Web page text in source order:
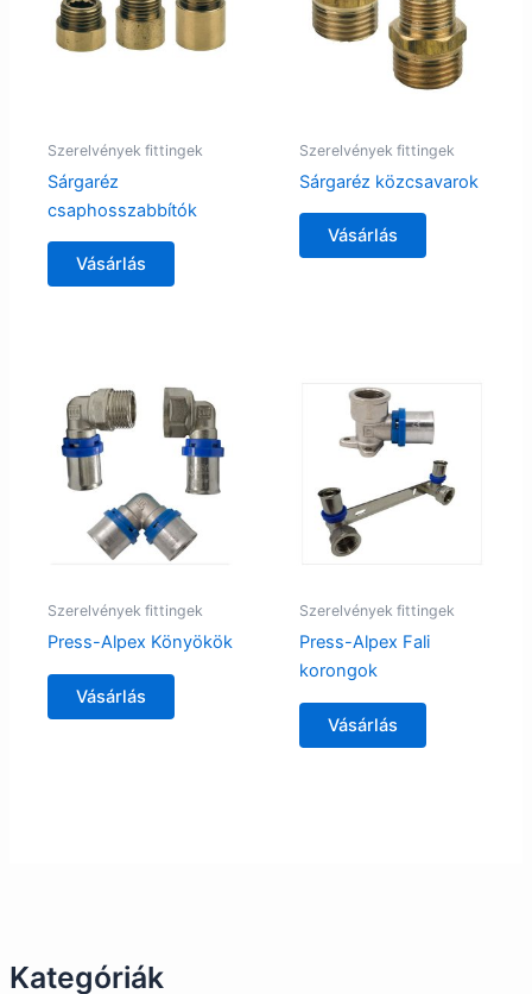
Kategóriák
Szerelvények fittingek
Sárgaréz
csaphosszabbítók
Vásárlás
Szerelvények fittingek
Sárgaréz közcsavarok
Vásárlás
Szerelvények fittingek
Press-Alpex Könyökök
Vásárlás
Szerelvények fittingek
Press-Alpex Fali
korongok
Vásárlás